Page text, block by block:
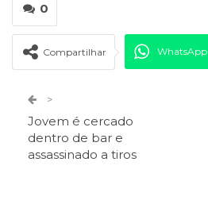
0
Compartilhar WhatsApp
>
Jovem é cercado
dentro de bar e
assassinado a tiros